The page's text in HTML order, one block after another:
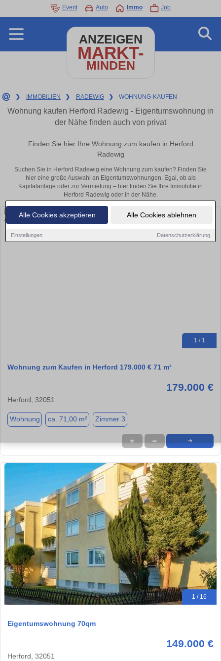
Alle Cookies akzeptieren Alle Cookies ablehnen
Einstellungen Datenschutzerklärung
Event Auto Immo Job
ANZEIGEN
MARKT-
MINDEN
❯ IMMOBILIEN ❯ RADEWIG ❯ WOHNUNG-KAUFEN
Wohnung kaufen Herford Radewig - Eigentumswohnung in
der Nähe finden auch von privat
Finden Sie hier Ihre Wohnung zum kaufen in Herford
Radewig
Suchen Sie in Herford Radewig eine Wohnung zum kaufen? Finden Sie
hier eine große Auswahl an Eigentumswohnungen. Egal, ob als
Kapitalanlage oder zur Vermietung – hier finden Sie Ihre Immobilie in
Herford Radewig oder in der Nähe.
1 / 1
Wohnung zum Kaufen in Herford 179.000 € 71 m²
179.000 €
Herford, 32051
Wohnung ca. 71,00 m² Zimmer 3
★ ➦ ➜
1 / 16
Eigentumswohnung 70qm
149.000 €
Herford, 32051